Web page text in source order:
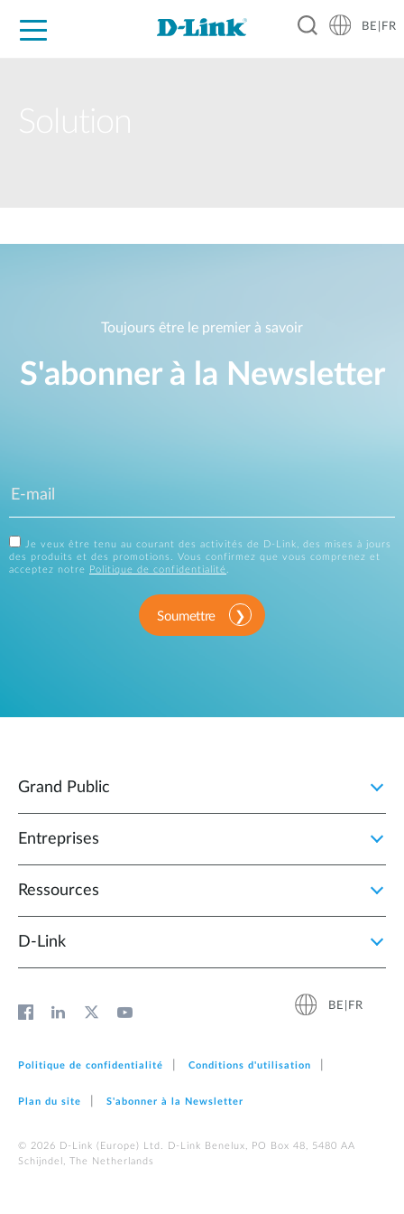
BE|FR
Toujours être le premier à savoir
S'abonner à la Newsletter
Je veux être tenu au courant des activités de D-Link, des mises à jours
des produits et des promotions. Vous confirmez que vous comprenez et
acceptez notre
Politique de confidentialité.
Soumettre
Grand Public
Entreprises
Ressources
D‑Link
BE|FR
Politique de confidentialité Conditions d'utilisation
Plan du site S'abonner à la Newsletter
© 2026 D‑Link (Europe) Ltd. D-Link Benelux, PO Box 48, 5480 AA
Schijndel, The Netherlands